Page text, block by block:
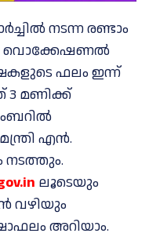
നടന്ന രണ്ടാം
വൊക്കേഷണൽ
ഫലം ഇന്ന്
3 മണിക്ക്
എൻ.
നടത്തും.
ലൂടെയും
വഴിയും
അറിയാം.